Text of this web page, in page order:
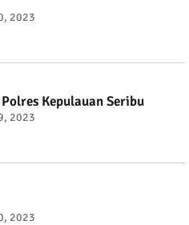
2023
Kepulauan Seribu
2023
2023